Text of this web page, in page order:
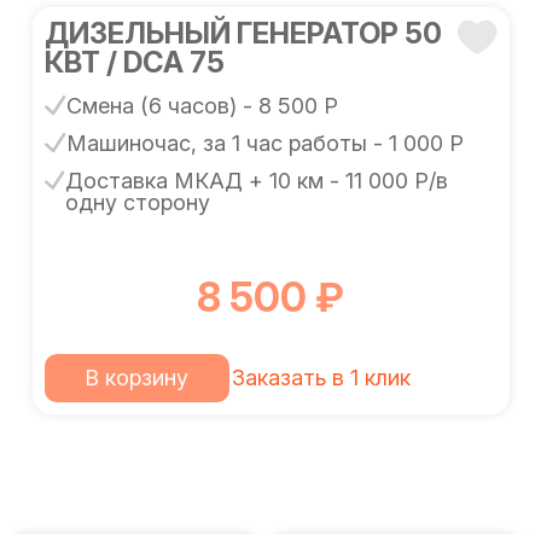
ДИЗЕЛЬНЫЙ ГЕНЕРАТОР 50
КВТ / DCA 75
Смена (6 часов) - 8 500 Р
Машиночас, за 1 час работы - 1 000 Р
Доставка МКАД + 10 км - 11 000 Р/в
одну сторону
8 500 ₽
В корзину Заказать в 1 клик